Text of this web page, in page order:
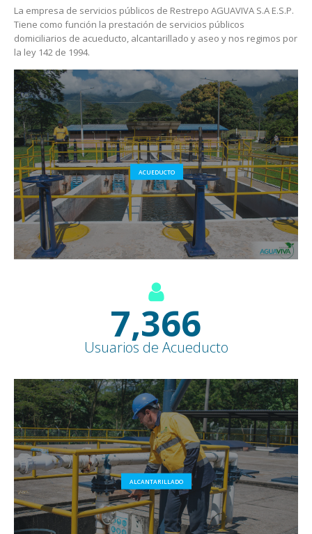
La empresa de servicios públicos de Restrepo AGUAVIVA S.A E.S.P.
Tiene como función la prestación de servicios públicos
domiciliarios de acueducto, alcantarillado y aseo y nos regimos por
la ley 142 de 1994.
ACUEDUCTO
8,500+
Usuarios de Acueducto
ALCANTARILLADO